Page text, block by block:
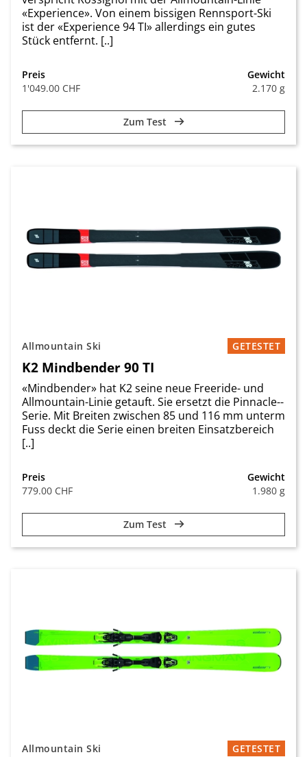
«Experience». Von einem bissigen Rennsport-Ski
ist der «Experience 94 TI» allerdings ein gutes
Stück entfernt. [..]
Preis
1'049.00 CHF
Gewicht
2.170 g
Zum Test
Allmountain Ski GETESTET
K2 Mindbender 90 TI
«Mindbender» hat K2 seine neue Freeride- und
Allmountain-Linie getauft. Sie ersetzt die Pinnacle-­
Serie. Mit Breiten zwischen 85 und 116 mm unterm
Fuss deckt die Serie einen breiten Einsatzbereich
[..]
Preis
779.00 CHF
Gewicht
1.980 g
Zum Test
Allmountain Ski GETESTET